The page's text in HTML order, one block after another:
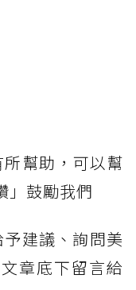
所幫助，可以幫
」鼓勵我們
予建議、詢問美
章底下留言給